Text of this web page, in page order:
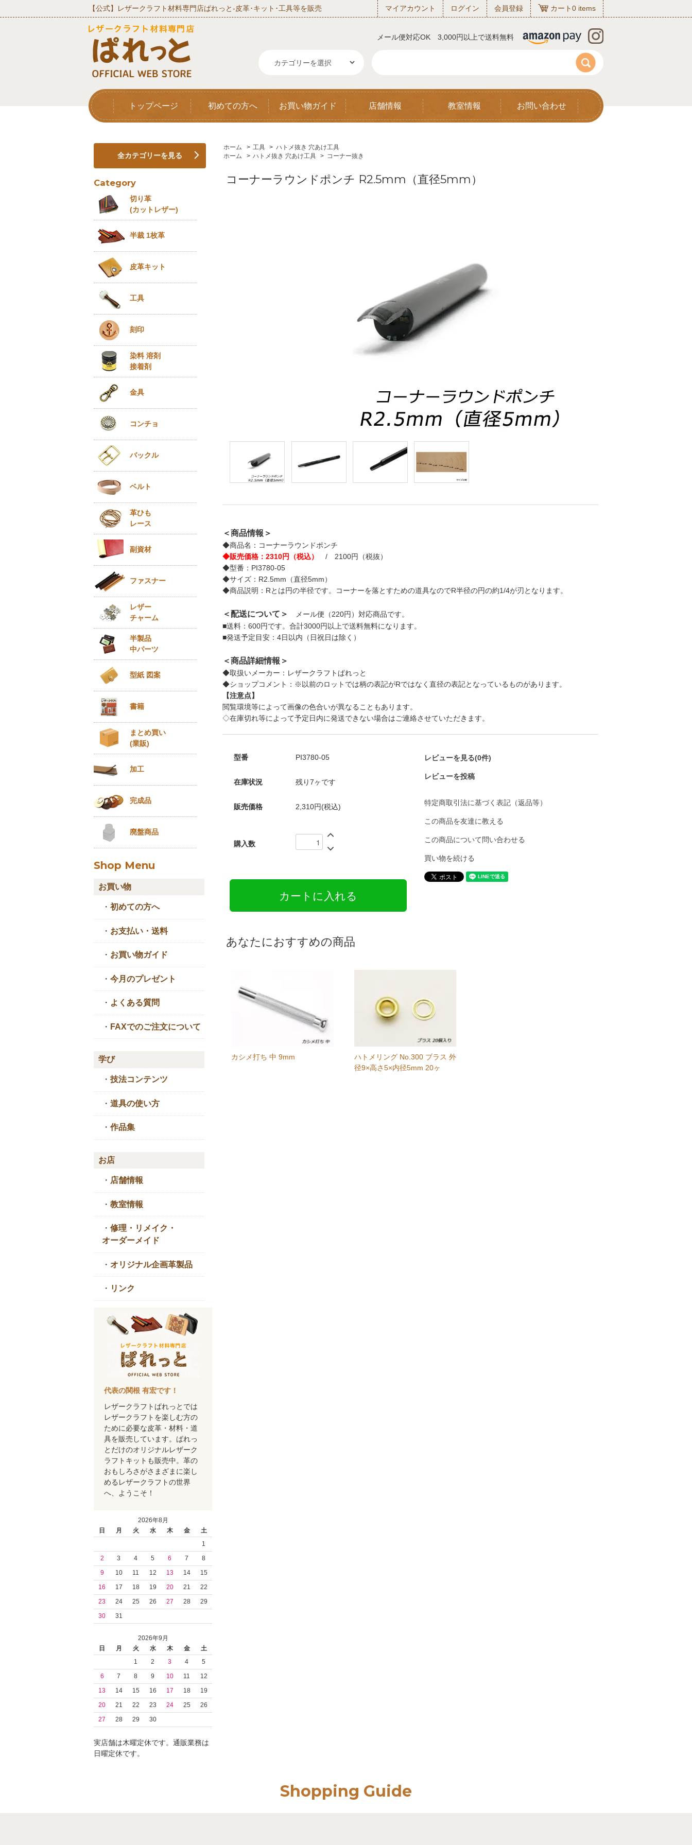
【公式】レザークラフト材料専門店ぱれっと‐皮革･キット･工具等を販売 マイアカウント ログイン 会員登録 カート0 items
メール便対応OK 3,000円以上で送料無料
トップページ 初めての方へ お買い物ガイド 店舗情報 教室情報 お問い合わせ
ホーム > 工具 > ハトメ抜き 穴あけ工具
ホーム
> ハトメ抜き 穴あけ工具 > コーナー抜き
コーナーラウンドポンチ R2.5mm（直径5mm）
＜商品情報＞
◆商品名：コーナーラウンドポンチ
◆販売価格：2310円（税込）
/ 2100円（税抜）
◆型番：PI3780-05
◆サイズ：R2.5mm（直径5mm）
◆商品説明：Rとは円の半径です。コーナーを落とすための道具なのでR半径の円の約1/4が刃となります。
＜配送について＞
メール便（220円）対応商品です。
■送料：600円です。合計3000円以上で送料無料になります。
■発送予定目安：4日以内（日祝日は除く）
＜商品詳細情報＞
◆取扱いメーカー：レザークラフトぱれっと
◆ショップコメント：※以前のロットでは柄の表記がRではなく直径の表記となっているものがあります。
【注意点】
閲覧環境等によって画像の色合いが異なることもあります。
◇在庫切れ等によって予定日内に発送できない場合はご連絡させていただきます。
型番 PI3780-05
在庫状況 残り7ヶです
販売価格 2,310円(税込)
購入数
レビューを見る(0件)
レビューを投稿
特定商取引法に基づく表記（返品等）
この商品を友達に教える
この商品について問い合わせる
買い物を続ける
あなたにおすすめの商品
カシメ打ち 中 9mm
ハトメリング No.300 ブラス 外
径9×高さ5×内径5mm 20ヶ
全カテゴリーを見る
Category
切り革
(カットレザー)
半裁 1枚革
皮革キット
工具
刻印
染料 溶剤
接着剤
金具
コンチョ
バックル
ベルト
革ひも
レース
副資材
ファスナー
レザー
チャーム
半製品
中パーツ
型紙 図案
書籍
まとめ買い
(業販)
加工
完成品
廃盤商品
Shop Menu
お買い物
・ 初めての方へ
・ お支払い・送料
・ お買い物ガイド
・ 今月のプレゼント
・ よくある質問
・ FAXでのご注文について
学び
・ 技法コンテンツ
・ 道具の使い方
・ 作品集
お店
・ 店舗情報
・ 教室情報
・ 修理・リメイク・
オーダーメイド
・ オリジナル企画革製品
・ リンク
代表の関根 有宏です！
レザークラフトぱれっとでは
レザークラフトを楽しむ方の
ために必要な皮革・材料・道
具を販売しています。ぱれっ
とだけのオリジナルレザーク
ラフトキットも販売中。革の
おもしろさがさまざまに楽し
めるレザークラフトの世界
へ、ようこそ！
2026年8月
日
月 火 水 木 金
土
1
2
3 4 5 6 7
8
9
10 11 12 13 14
15
16
17 18 19 20 21
22
23
24 25 26 27 28
29
30
31
2026年9月
日
月 火 水 木 金
土
1
2 3 4
5
6
7 8 9 10 11
12
13
14 15 16 17 18
19
20
21 22 23 24 25
26
27
28 29 30
実店舗は木曜定休です。通販業務は
日曜定休です。
Shopping Guide